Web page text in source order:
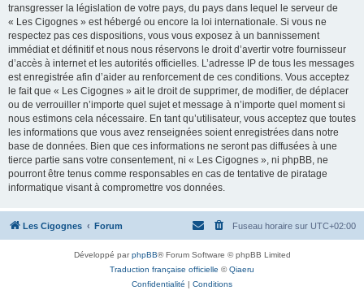
transgresser la législation de votre pays, du pays dans lequel le serveur de
« Les Cigognes » est hébergé ou encore la loi internationale. Si vous ne
respectez pas ces dispositions, vous vous exposez à un bannissement
immédiat et définitif et nous nous réservons le droit d’avertir votre fournisseur
d’accès à internet et les autorités officielles. L’adresse IP de tous les messages
est enregistrée afin d’aider au renforcement de ces conditions. Vous acceptez
le fait que « Les Cigognes » ait le droit de supprimer, de modifier, de déplacer
ou de verrouiller n’importe quel sujet et message à n’importe quel moment si
nous estimons cela nécessaire. En tant qu’utilisateur, vous acceptez que toutes
les informations que vous avez renseignées soient enregistrées dans notre
base de données. Bien que ces informations ne seront pas diffusées à une
tierce partie sans votre consentement, ni « Les Cigognes », ni phpBB, ne
pourront être tenus comme responsables en cas de tentative de piratage
informatique visant à compromettre vos données.
Les Cigognes Forum Fuseau horaire sur UTC+02:00
Développé parphpBB® Forum Software © phpBB Limited
Traduction française officielle ©Qiaeru
Confidentialité | Conditions